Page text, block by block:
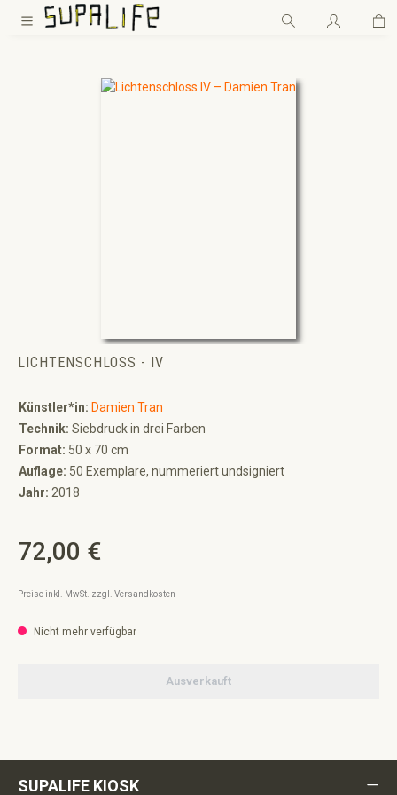
Zum Hauptinhalt springen
LICHTENSCHLOSS - IV
Künstler*in: Damien Tran
Technik: Siebdruck in drei Farben
Format: 50 x 70 cm
Auflage: 50 Exemplare, nummeriert undsigniert
Jahr: 2018
Regulärer Preis:
72,00 €
Preise inkl. MwSt. zzgl. Versandkosten
Nicht mehr verfügbar
Ausverkauft
SUPALIFE KIOSK